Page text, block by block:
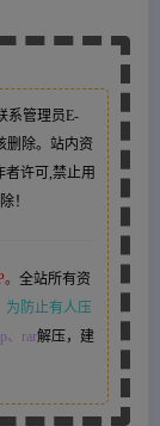
系管理员E-
删除。站内资
许可,禁止用
！
全站所有资
为防止有人压
、rar解压，建